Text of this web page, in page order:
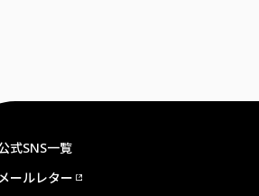
式SNS一覧
メールレター